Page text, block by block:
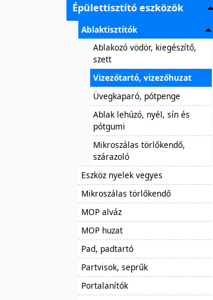
Épülettisztító eszközök
Ablaktisztítók
Ablakozó vödör, kiegészítő,
szett
Vizezőtartó, vizezőhuzat
Üvegkaparó, pótpenge
Ablak lehúzó, nyél, sín és
pótgumi
Mikroszálas törlőkendő,
szárazoló
Eszköz nyelek vegyes
Mikroszálas törlőkendő
MOP alváz
MOP huzat
Pad, padtartó
Partvisok, seprűk
Portalanítók